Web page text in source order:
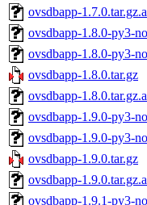
ovsdbapp-
ovsdbapp-1.8.0-py3-
ovsdbapp-1.8.0-py3-
ovsdbapp-1.8.0.tar.gz
ovsdbapp-
ovsdbapp-1.9.0-py3-
ovsdbapp-1.9.0-py3-
ovsdbapp-1.9.0.tar.gz
ovsdbapp-
ovsdbapp-1.9.1-py3-